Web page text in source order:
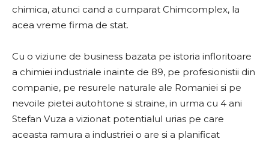
chimica, atunci cand a cumparat Chimcomplex, la
acea vreme firma de stat.
Cu o viziune de business bazata pe istoria infloritoare
a chimiei industriale inainte de 89, pe profesionistii din
companie, pe resurele naturale ale Romaniei si pe
nevoile pietei autohtone si straine, in urma cu 4 ani
Stefan Vuza a vizionat potentialul urias pe care
aceasta ramura a industriei o are si a planificat